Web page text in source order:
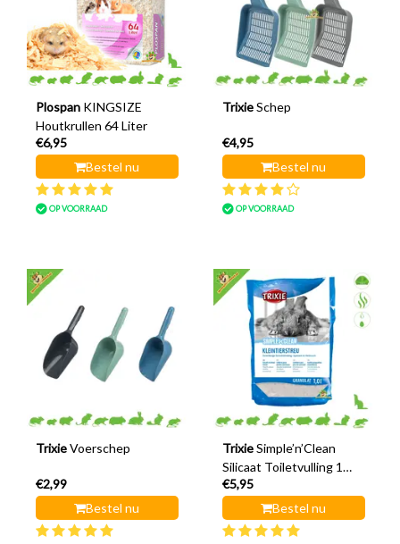
Plospan KINGSIZE
Houtkrullen 64 Liter
€6,95
Bestel nu
OP VOORRAAD
Trixie Schep
€4,95
Bestel nu
OP VOORRAAD
Trixie Voerschep
€2,99
Bestel nu
Trixie Simple’n’Clean
Silicaat Toiletvulling 1
liter
€5,95
Bestel nu